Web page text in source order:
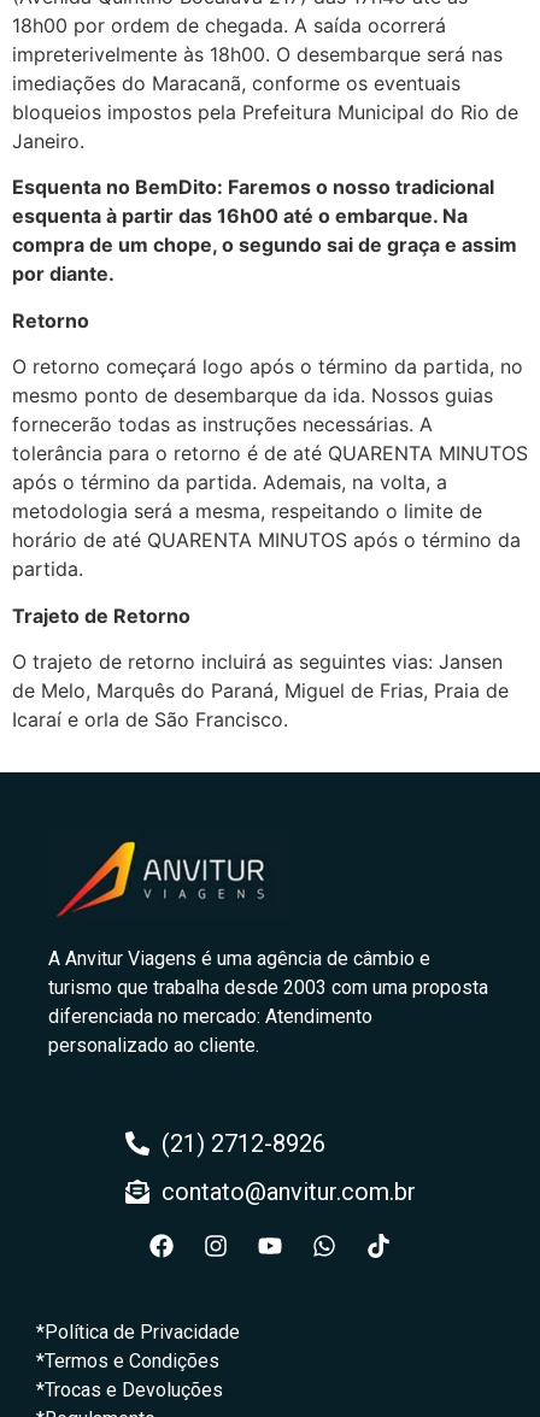
18h00 por ordem de chegada. A saída ocorrerá
impreterivelmente às 18h00. O desembarque será nas
imediações do Maracanã, conforme os eventuais
bloqueios impostos pela Prefeitura Municipal do Rio de
Janeiro.
Esquenta no BemDito: Faremos o nosso tradicional
esquenta à partir das 16h00 até o embarque. Na
compra de um chope, o segundo sai de graça e assim
por diante.
Retorno
O retorno começará logo após o término da partida, no
mesmo ponto de desembarque da ida. Nossos guias
fornecerão todas as instruções necessárias. A
tolerância para o retorno é de até QUARENTA MINUTOS
após o término da partida. Ademais, na volta, a
metodologia será a mesma, respeitando o limite de
horário de até QUARENTA MINUTOS após o término da
partida.
Trajeto de Retorno
O trajeto de retorno incluirá as seguintes vias: Jansen
de Melo, Marquês do Paraná, Miguel de Frias, Praia de
Icaraí e orla de São Francisco.
A Anvitur Viagens é uma agência de câmbio e
turismo que trabalha desde 2003 com uma proposta
diferenciada no mercado: Atendimento
personalizado ao cliente.
(21) 2712-8926
contato@anvitur.com.br
*Política de Privacidade
*Termos e Condições
*Trocas e Devoluções